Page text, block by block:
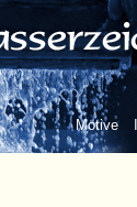
Motive
anthropomorphe